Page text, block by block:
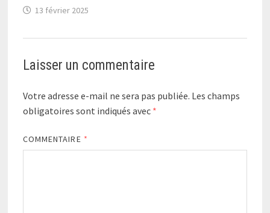
13 février 2025
Laisser un commentaire
Votre adresse e-mail ne sera pas publiée. Les champs
obligatoires sont indiqués avec *
COMMENTAIRE *